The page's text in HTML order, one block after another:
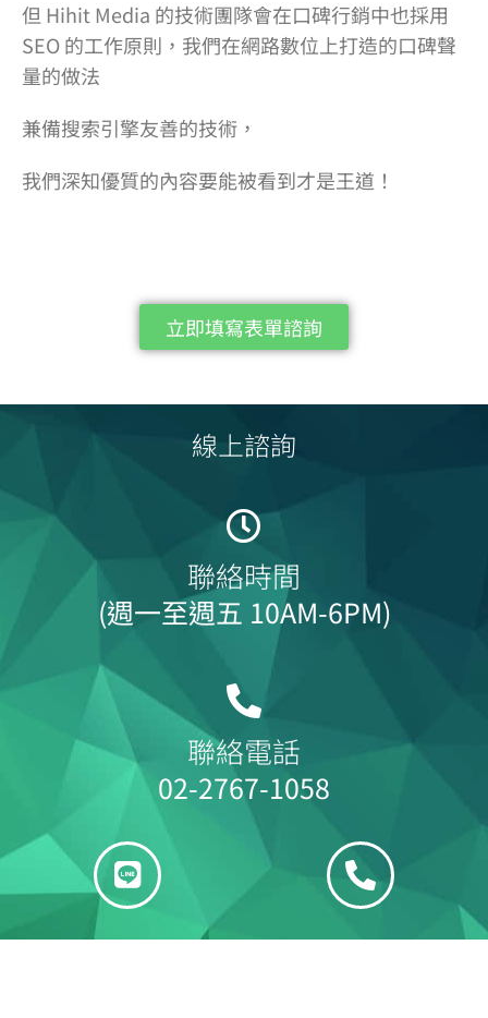
但 Hihit Media 的技術團隊會在口碑行銷中也採用
SEO 的工作原則，我們在網路數位上打造的口碑聲
量的做法
兼備搜索引擎友善的技術，
我們深知優質的內容要能被看到才是王道！
立即填寫表單諮詢
線上諮詢
聯絡時間
(週一至週五 10AM-6PM)
聯絡電話
02-2767-1058